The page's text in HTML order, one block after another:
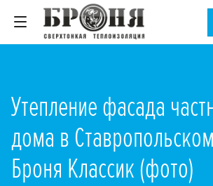
Утепление фасада
дома в
Броня Классик (фото)